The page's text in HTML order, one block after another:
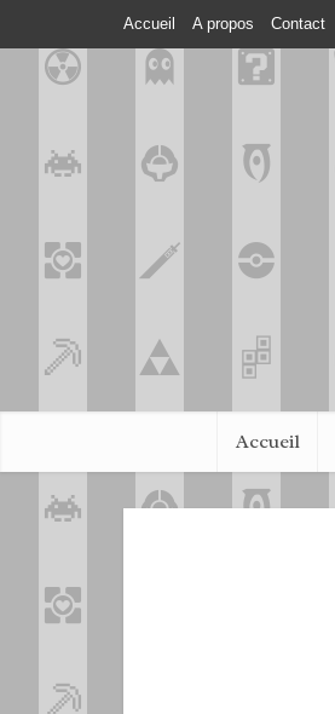
Accueil A propos Contact
Accueil